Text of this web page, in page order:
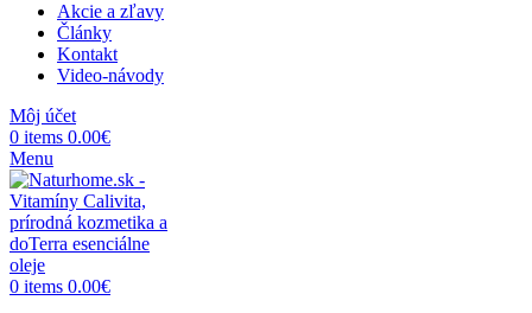
Akcie a zľavy
Články
Kontakt
Video-návody
Môj účet
0 items 0.00€
Menu
0 items 0.00€